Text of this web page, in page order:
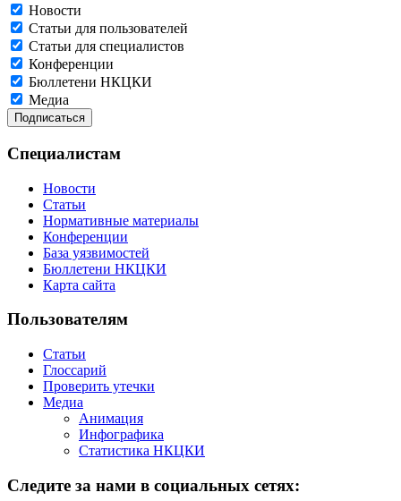
Новости
Статьи для пользователей
Статьи для специалистов
Конференции
Бюллетени НКЦКИ
Медиа
Специалистам
Новости
Статьи
Нормативные материалы
Конференции
База уязвимостей
Бюллетени НКЦКИ
Карта сайта
Пользователям
Статьи
Глоссарий
Проверить утечки
Медиа
Анимация
Инфографика
Статистика НКЦКИ
Следите за нами в социальных сетях: